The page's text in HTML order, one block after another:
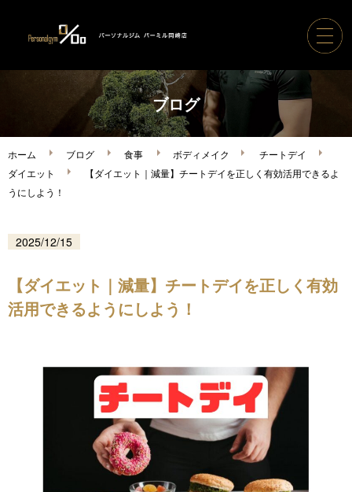
ホーム
パーソナルジムパーミル
ボディメイク実績
店舗紹介 / アクセス
よくあるご質問
お役立ちブログ
ブログ
ホーム ブログ 食事 ボディメイク
チートデイ
ダイエット
【ダイエット｜減量】チートデイを正しく有効活用できるよ
うにしよう！
2025/12/15
【ダイエット｜減量】チートデイを正しく有効
活用できるようにしよう！